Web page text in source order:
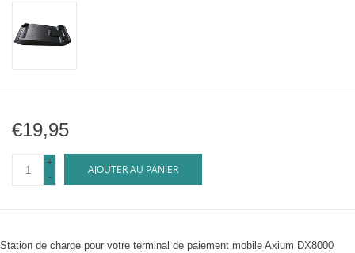
€19,95
+
-
AJOUTER AU PANIER
Station de charge pour votre terminal de paiement mobile Axium DX8000